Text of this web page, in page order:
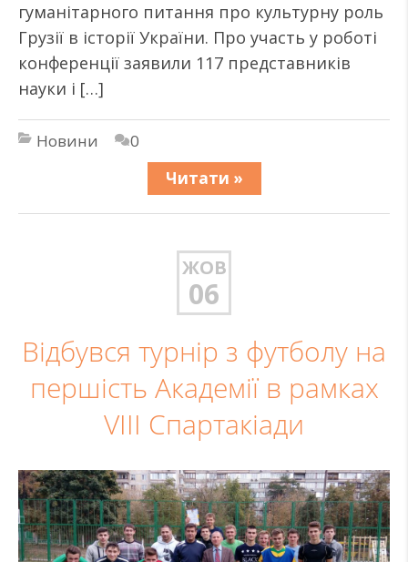
гуманітарного питання про культурну роль
Грузії в історії України. Про участь у роботі
конференції заявили 117 представників
науки і […]
Новини
0
Читати »
ЖОВ
06
Відбувся турнір з футболу на
першість Академії в рамках
VІІІ Спартакіади